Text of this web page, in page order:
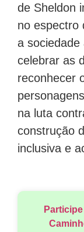
de Sheldon
no espectro
a sociedade
celebrar as
reconhecer
na luta
construção
inclusiva e